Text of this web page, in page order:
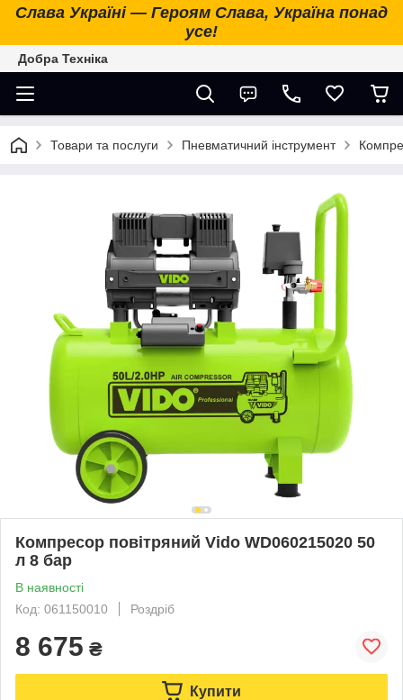
Слава Україні — Героям Слава, Україна понад
усе!
Добра Техніка
Товари та послуги Пневматичний інструмент
Компресор повітряний Vido WD060215020 50
л 8 бар
В наявності
Код: 061150010
Роздріб
8 675 ₴
Купити